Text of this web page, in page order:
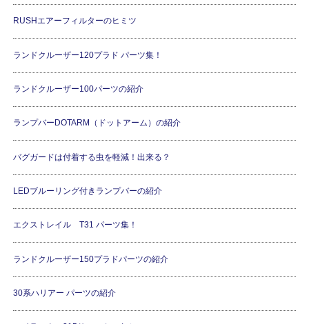
RUSHエアーフィルターのヒミツ
ランドクルーザー120プラド パーツ集！
ランドクルーザー100パーツの紹介
ランプバーDOTARM（ドットアーム）の紹介
バグガードは付着する虫を軽減！出来る？
LEDブルーリング付きランプバーの紹介
エクストレイル T31 パーツ集！
ランドクルーザー150プラドパーツの紹介
30系ハリアー パーツの紹介